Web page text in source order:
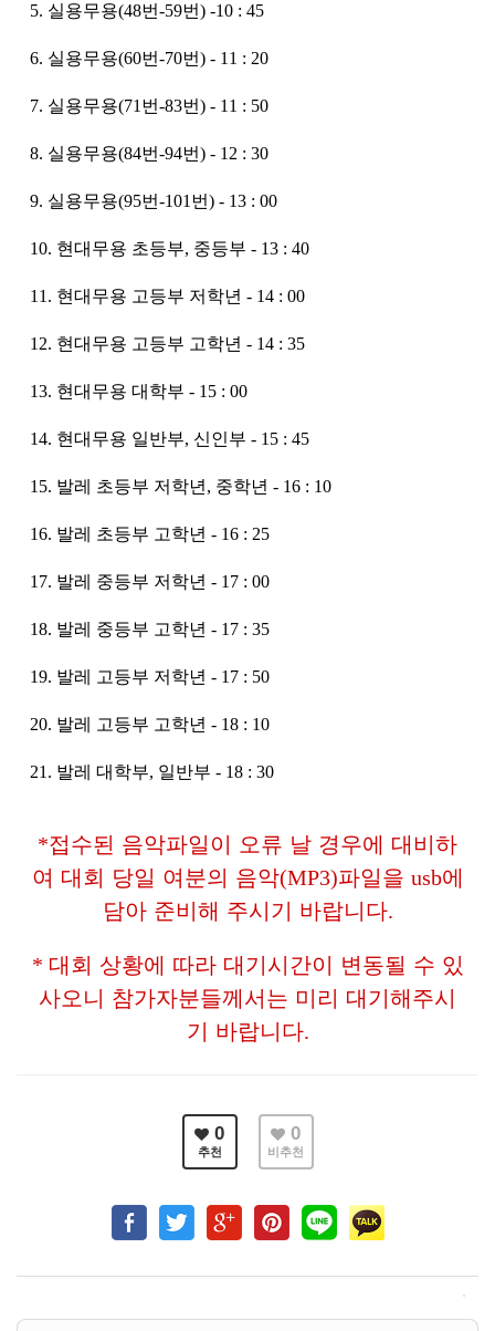
5. 실용무용(48번-59번) -10 : 45
6. 실용무용(60번-70번) - 11 : 20
7. 실용무용(71번-83번) - 11 : 50
8. 실용무용(84번-94번) - 12 : 30
9. 실용무용(95번-101번) - 13 : 00
10. 현대무용 초등부, 중등부 - 13 : 40
11. 현대무용 고등부 저학년 - 14 : 00
12. 현대무용 고등부 고학년 - 14 : 35
13. 현대무용 대학부 - 15 : 00
14. 현대무용 일반부, 신인부 - 15 : 45
15. 발레 초등부 저학년, 중학년 - 16 : 10
16. 발레 초등부 고학년 - 16 : 25
17. 발레 중등부 저학년 - 17 : 00
18. 발레 중등부 고학년 - 17 : 35
19. 발레 고등부 저학년 - 17 : 50
20. 발레 고등부 고학년 - 18 : 10
21. 발레 대학부, 일반부 - 18 : 30
*접수된 음악파일이 오류 날 경우에 대비하
여 대회 당일 여분의 음악(MP3)파일을 usb에
담아 준비해 주시기 바랍니다.
* 대회 상황에 따라 대기시간이 변동될 수 있
사오니 참가자분들께서는 미리 대기해주시
기 바랍니다.
0
추천
0
비추천